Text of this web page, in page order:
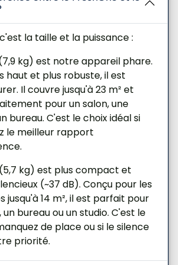
la taille et la puissance :
kg) est notre appareil phare.
haut et plus robuste, il est
Il couvre jusqu'à 23 m² et
pour un salon, une
bureau. C'est le choix idéal si
le meilleur rapport
(5,7 kg) est plus compact et
(~37 dB). Conçu pour les
jusqu'à 14 m², il est parfait pour
bureau ou un studio. C'est le
de place ou si le silence
priorité.